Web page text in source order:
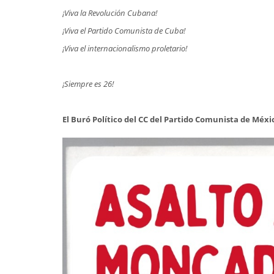
¡Viva la Revolución Cubana!
¡Viva el Partido Comunista de Cuba!
¡Viva el internacionalismo proletario!
¡Siempre es 26!
El Buró Político del CC del Partido Comunista de